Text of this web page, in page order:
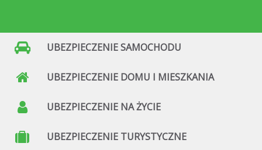
UBEZPIECZENIE SAMOCHODU
UBEZPIECZENIE DOMU I MIESZKANIA
UBEZPIECZENIE NA ŻYCIE
UBEZPIECZENIE TURYSTYCZNE